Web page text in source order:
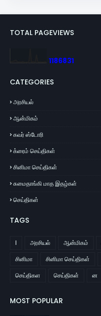
TOTAL PAGEVIEWS
1186831
CATEGORIES
அரசியல்
ஆன்மிகம்
கவர் ஸ்டோரி
க்ரைம் செய்திகள்
சினிமா செய்திகள்
சுமைதாங்கி மாத இதழ்கள்
செய்திகள்
TAGS
l அரசியல் ஆன்மிகம்
சினிமா
சினிமா செய்திகள்
செய்திகள
செய்திகள் ன
MOST POPULAR